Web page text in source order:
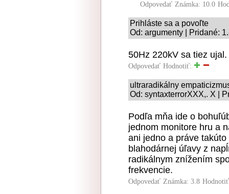
Odpovedať Známka: 10.0
Prihláste sa a povoľte
Od: argumenty | Pridané:
50Hz 220kV sa tiez ujal.
Odpovedať Hodnotiť:
ultraradikálny
Od: syntaxterrorXXX,. X |
Podľa mňa ide o
jednom monitore hru a
ani jedno a práve
blahodárnej úľavy z
radikálnym znížením
frekvencie.
Odpovedať Známka: 3.8